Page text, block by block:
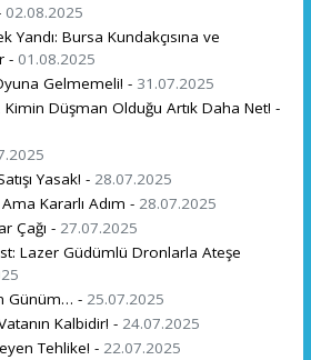
02.08.2025
Yandı: Bursa Kundakçısına ve
- 01.08.2025
Gelmemeli! - 31.07.2025
Düşman Olduğu Artık Daha Net! -
Yasak! - 28.07.2025
Kararlı Adım - 28.07.2025
Çağı - 27.07.2025
Lazer Güdümlü Dronlarla Ateşe
Günüm… - 25.07.2025
Kalbidir! - 24.07.2025
Tehlike! - 22.07.2025